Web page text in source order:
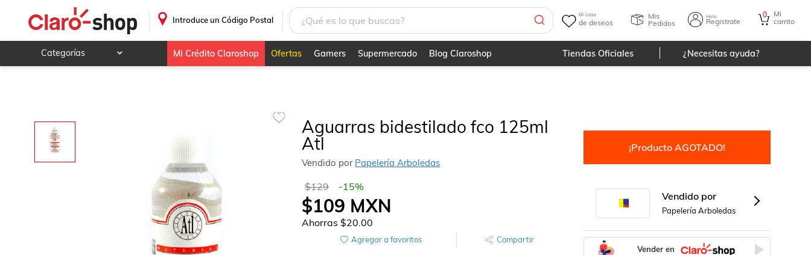
Introduce un Código Postal
Mi Lista
de deseos
Mis
Pedidos
Hola
Registrate
0
Mi
carrito
Categorías
Hogar y jardín
Deportes y ocio
Mi Crédito Claroshop Ofertas Gamers Supermercado Blog Claroshop Tiendas Oficiales ¿Necesitas ayuda?
Aguarras bidestilado fco 125ml
Atl
Vendido por Papelería Arboledas
$129 -15%
$109 MXN
Ahorras$20.00
Agregar a favoritos Compartir
¡Producto AGOTADO!
Vendido por
Papelería Arboledas
Vender en
Aguarras bidestilado fco 125ml Atl